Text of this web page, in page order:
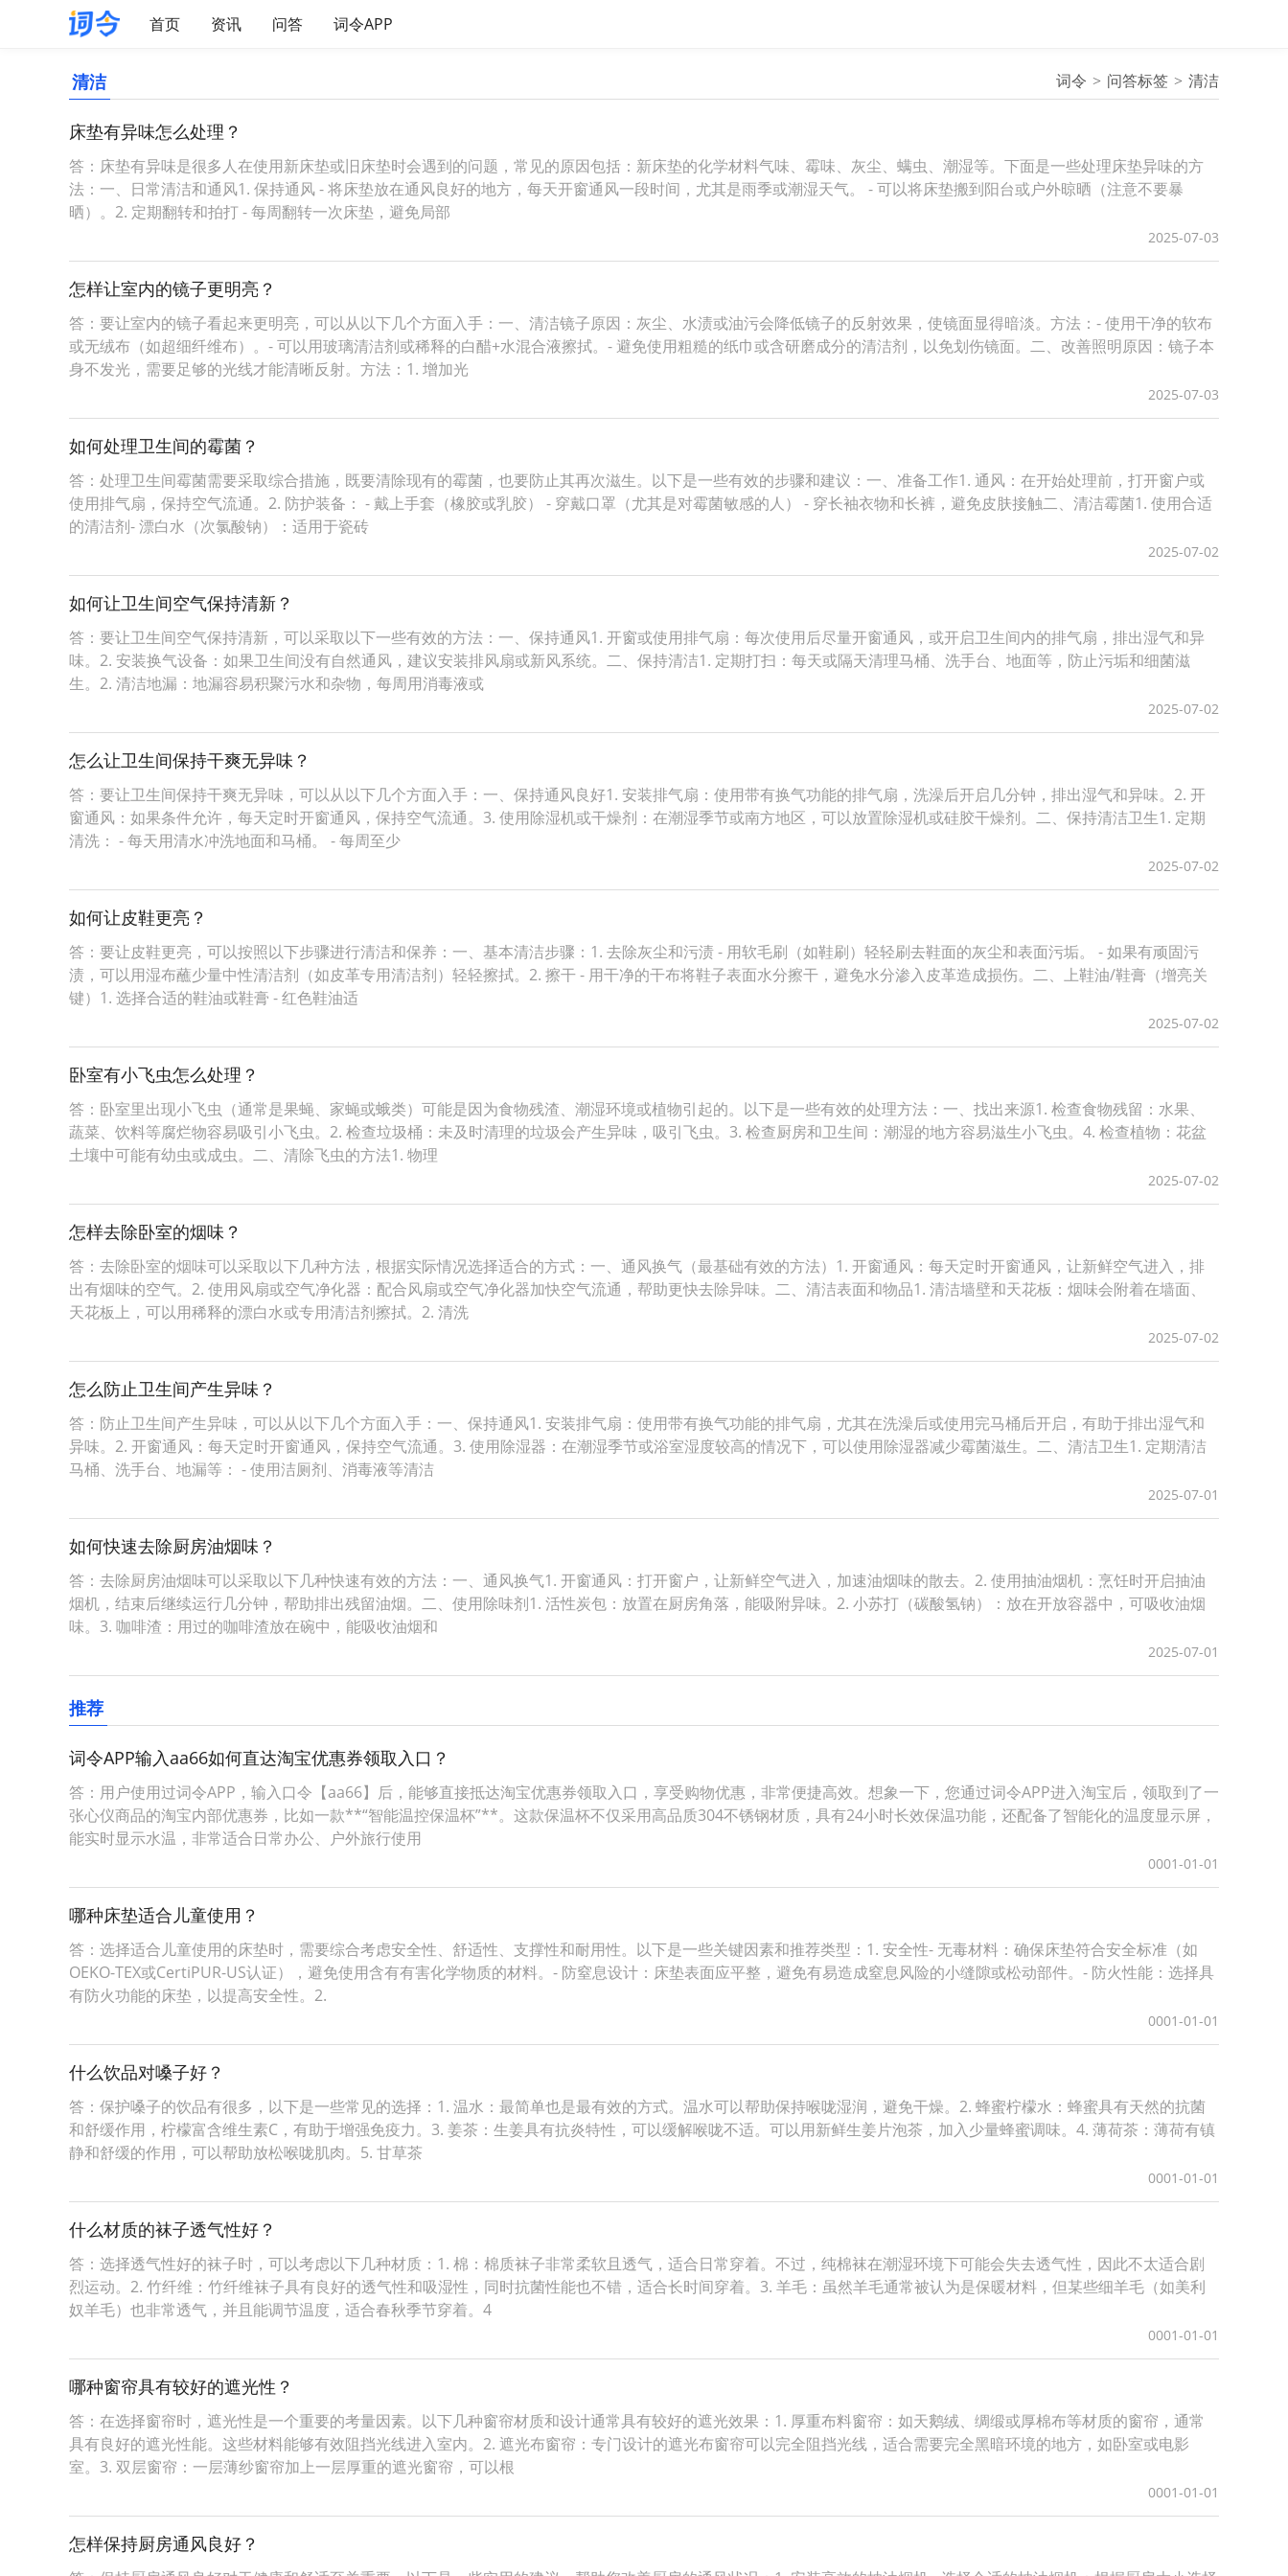
首页 资讯 问答 词令APP
清洁 词令 问答标签 清洁
床垫有异味怎么处理？
答：床垫有异味是很多人在使用新床垫或旧床垫时会遇到的问题，常见的原因包括：新床垫的化学材料气味、霉味、灰尘、螨虫、潮湿等。下面是一些处理床垫异味的方
法：一、日常清洁和通风1. 保持通风 - 将床垫放在通风良好的地方，每天开窗通风一段时间，尤其是雨季或潮湿天气。 - 可以将床垫搬到阳台或户外晾晒（注意不要暴
晒）。2. 定期翻转和拍打 - 每周翻转一次床垫，避免局部
2025-07-03
怎样让室内的镜子更明亮？
答：要让室内的镜子看起来更明亮，可以从以下几个方面入手：一、清洁镜子原因：灰尘、水渍或油污会降低镜子的反射效果，使镜面显得暗淡。方法：- 使用干净的软布
或无绒布（如超细纤维布）。- 可以用玻璃清洁剂或稀释的白醋+水混合液擦拭。- 避免使用粗糙的纸巾或含研磨成分的清洁剂，以免划伤镜面。二、改善照明原因：镜子本
身不发光，需要足够的光线才能清晰反射。方法：1. 增加光
2025-07-03
如何处理卫生间的霉菌？
答：处理卫生间霉菌需要采取综合措施，既要清除现有的霉菌，也要防止其再次滋生。以下是一些有效的步骤和建议：一、准备工作1. 通风：在开始处理前，打开窗户或
使用排气扇，保持空气流通。2. 防护装备： - 戴上手套（橡胶或乳胶） - 穿戴口罩（尤其是对霉菌敏感的人） - 穿长袖衣物和长裤，避免皮肤接触二、清洁霉菌1. 使用合适
的清洁剂- 漂白水（次氯酸钠）：适用于瓷砖
2025-07-02
如何让卫生间空气保持清新？
答：要让卫生间空气保持清新，可以采取以下一些有效的方法：一、保持通风1. 开窗或使用排气扇：每次使用后尽量开窗通风，或开启卫生间内的排气扇，排出湿气和异
味。2. 安装换气设备：如果卫生间没有自然通风，建议安装排风扇或新风系统。二、保持清洁1. 定期打扫：每天或隔天清理马桶、洗手台、地面等，防止污垢和细菌滋
生。2. 清洁地漏：地漏容易积聚污水和杂物，每周用消毒液或
2025-07-02
怎么让卫生间保持干爽无异味？
答：要让卫生间保持干爽无异味，可以从以下几个方面入手：一、保持通风良好1. 安装排气扇：使用带有换气功能的排气扇，洗澡后开启几分钟，排出湿气和异味。2. 开
窗通风：如果条件允许，每天定时开窗通风，保持空气流通。3. 使用除湿机或干燥剂：在潮湿季节或南方地区，可以放置除湿机或硅胶干燥剂。二、保持清洁卫生1. 定期
清洗： - 每天用清水冲洗地面和马桶。 - 每周至少
2025-07-02
如何让皮鞋更亮？
答：要让皮鞋更亮，可以按照以下步骤进行清洁和保养：一、基本清洁步骤：1. 去除灰尘和污渍 - 用软毛刷（如鞋刷）轻轻刷去鞋面的灰尘和表面污垢。 - 如果有顽固污
渍，可以用湿布蘸少量中性清洁剂（如皮革专用清洁剂）轻轻擦拭。2. 擦干 - 用干净的干布将鞋子表面水分擦干，避免水分渗入皮革造成损伤。二、上鞋油/鞋膏（增亮关
键）1. 选择合适的鞋油或鞋膏 - 红色鞋油适
2025-07-02
卧室有小飞虫怎么处理？
答：卧室里出现小飞虫（通常是果蝇、家蝇或蛾类）可能是因为食物残渣、潮湿环境或植物引起的。以下是一些有效的处理方法：一、找出来源1. 检查食物残留：水果、
蔬菜、饮料等腐烂物容易吸引小飞虫。2. 检查垃圾桶：未及时清理的垃圾会产生异味，吸引飞虫。3. 检查厨房和卫生间：潮湿的地方容易滋生小飞虫。4. 检查植物：花盆
土壤中可能有幼虫或成虫。二、清除飞虫的方法1. 物理
2025-07-02
怎样去除卧室的烟味？
答：去除卧室的烟味可以采取以下几种方法，根据实际情况选择适合的方式：一、通风换气（最基础有效的方法）1. 开窗通风：每天定时开窗通风，让新鲜空气进入，排
出有烟味的空气。2. 使用风扇或空气净化器：配合风扇或空气净化器加快空气流通，帮助更快去除异味。二、清洁表面和物品1. 清洁墙壁和天花板：烟味会附着在墙面、
天花板上，可以用稀释的漂白水或专用清洁剂擦拭。2. 清洗
2025-07-02
怎么防止卫生间产生异味？
答：防止卫生间产生异味，可以从以下几个方面入手：一、保持通风1. 安装排气扇：使用带有换气功能的排气扇，尤其在洗澡后或使用完马桶后开启，有助于排出湿气和
异味。2. 开窗通风：每天定时开窗通风，保持空气流通。3. 使用除湿器：在潮湿季节或浴室湿度较高的情况下，可以使用除湿器减少霉菌滋生。二、清洁卫生1. 定期清洁
马桶、洗手台、地漏等： - 使用洁厕剂、消毒液等清洁
2025-07-01
如何快速去除厨房油烟味？
答：去除厨房油烟味可以采取以下几种快速有效的方法：一、通风换气1. 开窗通风：打开窗户，让新鲜空气进入，加速油烟味的散去。2. 使用抽油烟机：烹饪时开启抽油
烟机，结束后继续运行几分钟，帮助排出残留油烟。二、使用除味剂1. 活性炭包：放置在厨房角落，能吸附异味。2. 小苏打（碳酸氢钠）：放在开放容器中，可吸收油烟
味。3. 咖啡渣：用过的咖啡渣放在碗中，能吸收油烟和
2025-07-01
推荐
词令APP输入aa66如何直达淘宝优惠券领取入口？
答：用户使用过词令APP，输入口令【aa66】后，能够直接抵达淘宝优惠券领取入口，享受购物优惠，非常便捷高效。想象一下，您通过词令APP进入淘宝后，领取到了一
张心仪商品的淘宝内部优惠券，比如一款**“智能温控保温杯”**。这款保温杯不仅采用高品质304不锈钢材质，具有24小时长效保温功能，还配备了智能化的温度显示屏，
能实时显示水温，非常适合日常办公、户外旅行使用
0001-01-01
哪种床垫适合儿童使用？
答：选择适合儿童使用的床垫时，需要综合考虑安全性、舒适性、支撑性和耐用性。以下是一些关键因素和推荐类型：1. 安全性- 无毒材料：确保床垫符合安全标准（如
OEKO-TEX或CertiPUR-US认证），避免使用含有有害化学物质的材料。- 防窒息设计：床垫表面应平整，避免有易造成窒息风险的小缝隙或松动部件。- 防火性能：选择具
有防火功能的床垫，以提高安全性。2.
0001-01-01
什么饮品对嗓子好？
答：保护嗓子的饮品有很多，以下是一些常见的选择：1. 温水：最简单也是最有效的方式。温水可以帮助保持喉咙湿润，避免干燥。2. 蜂蜜柠檬水：蜂蜜具有天然的抗菌
和舒缓作用，柠檬富含维生素C，有助于增强免疫力。3. 姜茶：生姜具有抗炎特性，可以缓解喉咙不适。可以用新鲜生姜片泡茶，加入少量蜂蜜调味。4. 薄荷茶：薄荷有镇
静和舒缓的作用，可以帮助放松喉咙肌肉。5. 甘草茶
0001-01-01
什么材质的袜子透气性好？
答：选择透气性好的袜子时，可以考虑以下几种材质：1. 棉：棉质袜子非常柔软且透气，适合日常穿着。不过，纯棉袜在潮湿环境下可能会失去透气性，因此不太适合剧
烈运动。2. 竹纤维：竹纤维袜子具有良好的透气性和吸湿性，同时抗菌性能也不错，适合长时间穿着。3. 羊毛：虽然羊毛通常被认为是保暖材料，但某些细羊毛（如美利
奴羊毛）也非常透气，并且能调节温度，适合春秋季节穿着。4
0001-01-01
哪种窗帘具有较好的遮光性？
答：在选择窗帘时，遮光性是一个重要的考量因素。以下几种窗帘材质和设计通常具有较好的遮光效果：1. 厚重布料窗帘：如天鹅绒、绸缎或厚棉布等材质的窗帘，通常
具有良好的遮光性能。这些材料能够有效阻挡光线进入室内。2. 遮光布窗帘：专门设计的遮光布窗帘可以完全阻挡光线，适合需要完全黑暗环境的地方，如卧室或电影
室。3. 双层窗帘：一层薄纱窗帘加上一层厚重的遮光窗帘，可以根
0001-01-01
怎样保持厨房通风良好？